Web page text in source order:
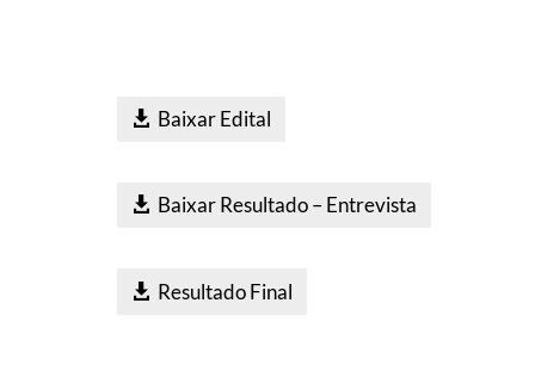
Baixar Edital
Baixar Resultado – Entrevista
Resultado Final